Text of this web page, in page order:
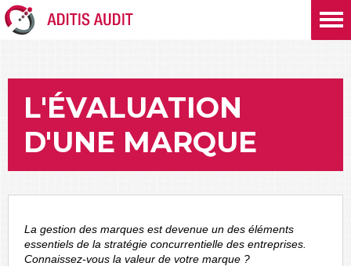
L'ÉVALUATION
D'UNE MARQUE
La gestion des marques est devenue un des éléments
essentiels de la stratégie concurrentielle des entreprises.
Connaissez-vous la valeur de votre marque ?